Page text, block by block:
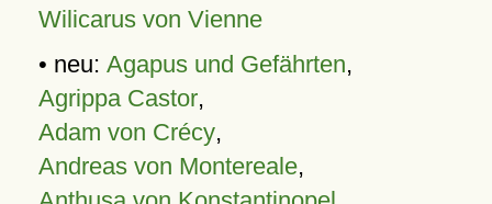
Wilicarus von Vienne
• neu: Agapus und Gefährten,
Agrippa Castor,
Adam von Crécy,
Andreas von Montereale,